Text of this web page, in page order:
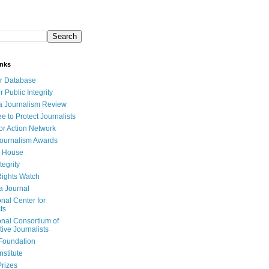
Database
Public Integrity
Journalism Review
to Protect Journalists
Action Network
Awards
House
Watch
Journal
Center for
Consortium of
Journalists